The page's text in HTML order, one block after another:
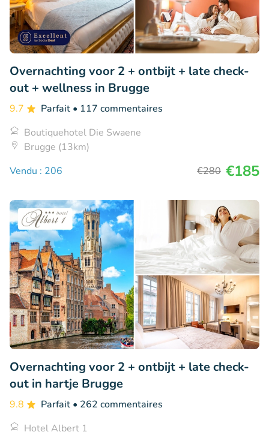
Overnachting voor 2 + ontbijt + late check-
out + wellness in Brugge
9.7 Parfait • 117 commentaires
Boutiquehotel Die Swaene
Brugge (13km)
Vendu : 206
€280 €185
Overnachting voor 2 + ontbijt + late check-
out in hartje Brugge
9.8 Parfait • 262 commentaires
Hotel Albert 1